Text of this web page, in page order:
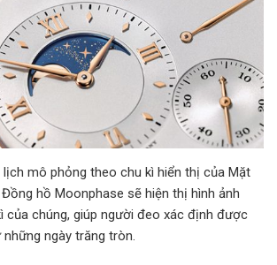
mô phỏng theo chu kì hiển thị của Mặt
hồ Moonphase sẽ hiện thị hình ảnh
của chúng, giúp người đeo xác định được
ngày trăng tròn.